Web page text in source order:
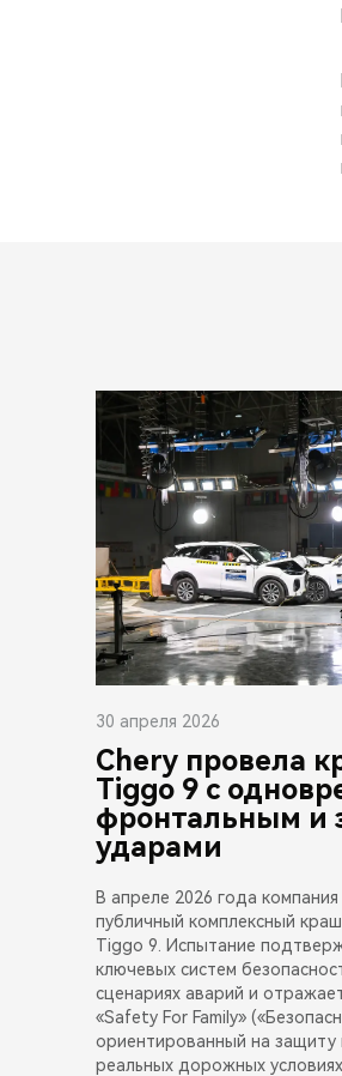
30 апреля 2026
Chery провела
Tiggo 9 с
фронтальным и
ударами
В апреле 2026 года
публичный комплексный
Tiggo 9. Испытание
ключевых систем
сценариях аварий и
«Safety For Family»
ориентированный на защиту
реальных дорожных условиях.